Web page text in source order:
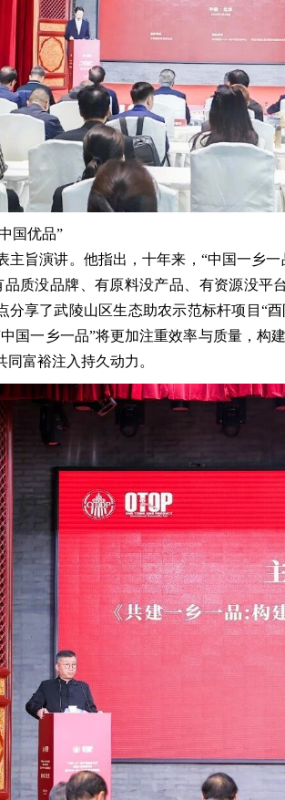
国优品”
旨演讲。他指出，十年来，“中国一乡
质没品牌、有原料没产品、有资源没平
分享了武陵山区生态助农示范标杆项目“
国一乡一品”将更加注重效率与质量，构
富裕注入持久动力。